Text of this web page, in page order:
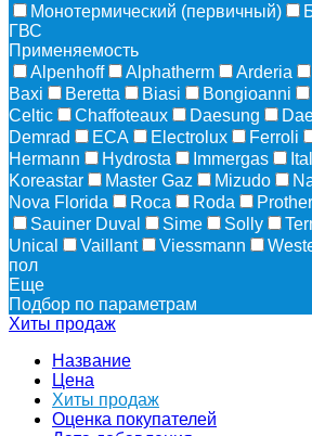
Монотермический (первичный)
ГВС
Применяемость
Alpenhoff
Alphatherm Arderia
Baxi
Beretta Biasi Bongioanni
Celtic
Chaffoteaux Daesung
Demrad
ECA Electrolux Ferroli
Hermann
Hydrosta Immergas
Koreastar
Master Gaz Mizudо
Nova Florida
Roca Roda
Sauiner Duval
Sime Solly
Unical
Vaillant Viessmann
пол
Еще
Подбор по параметрам
Хиты продаж
Название
Цена
Хиты продаж
Оценка покупателей